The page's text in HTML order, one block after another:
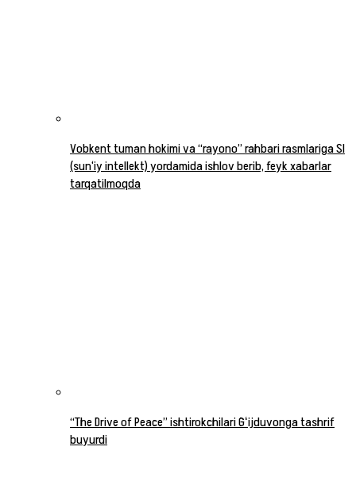
Vobkent tuman hokimi va “rayono” rahbari rasmlariga SI
(sun‘iy intellekt) yordamida ishlov berib, feyk xabarlar
tarqatilmoqda
“The Drive of Peace” ishtirokchilari Gʻijduvonga tashrif
buyurdi